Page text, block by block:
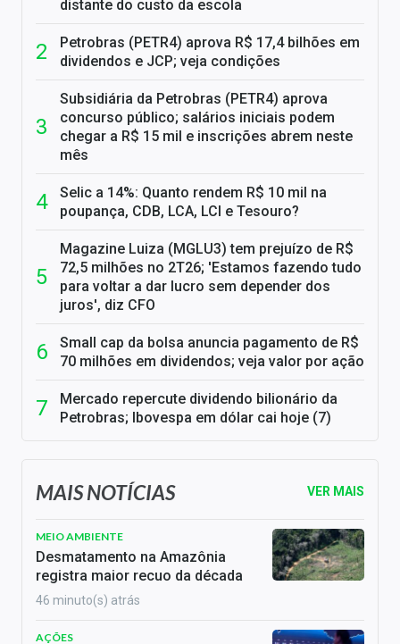
distante do custo da escola
Petrobras (PETR4) aprova R$ 17,4 bilhões em
dividendos e JCP; veja condições
Subsidiária da Petrobras (PETR4) aprova
concurso público; salários iniciais podem
chegar a R$ 15 mil e inscrições abrem neste
mês
Selic a 14%: Quanto rendem R$ 10 mil na
poupança, CDB, LCA, LCI e Tesouro?
Magazine Luiza (MGLU3) tem prejuízo de R$
72,5 milhões no 2T26; 'Estamos fazendo tudo
para voltar a dar lucro sem depender dos
juros', diz CFO
Small cap da bolsa anuncia pagamento de R$
70 milhões em dividendos; veja valor por ação
Mercado repercute dividendo bilionário da
Petrobras; Ibovespa em dólar cai hoje (7)
MAIS NOTÍCIAS VER MAIS
MEIO AMBIENTE
Desmatamento na Amazônia
registra maior recuo da década
46 minuto(s) atrás
AÇÕES